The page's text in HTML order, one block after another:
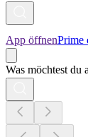
App öffnenPrime
Was möchtest du